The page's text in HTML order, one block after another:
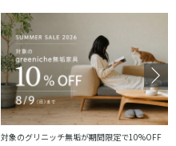
対象のグリニッチ無垢が期間限定で10%OFF